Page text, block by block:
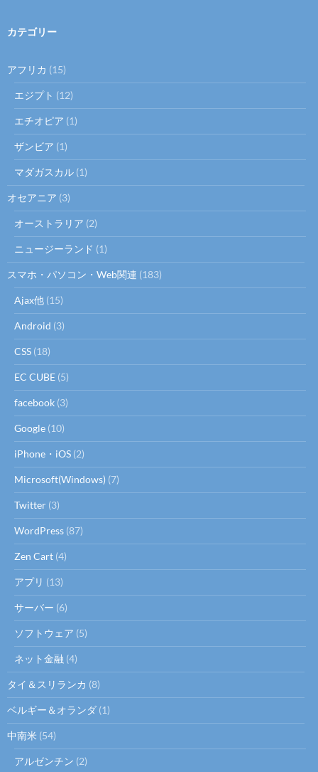
カテゴリー
アフリカ (15)
エジプト (12)
エチオピア (1)
ザンビア (1)
マダガスカル (1)
オセアニア (3)
オーストラリア (2)
ニュージーランド (1)
スマホ・パソコン・Web関連 (183)
Ajax他 (15)
Android (3)
CSS (18)
EC CUBE (5)
facebook (3)
Google (10)
iPhone・iOS (2)
Microsoft(Windows) (7)
Twitter (3)
WordPress (87)
Zen Cart (4)
アプリ (13)
サーバー (6)
ソフトウェア (5)
ネット金融 (4)
タイ＆スリランカ (8)
ベルギー＆オランダ (1)
中南米 (54)
アルゼンチン (2)